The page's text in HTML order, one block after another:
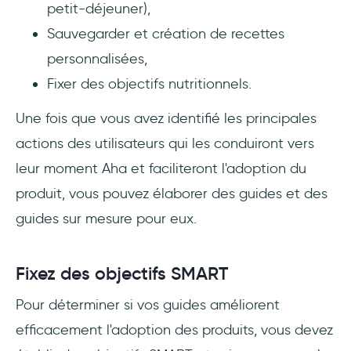
petit-déjeuner),
Sauvegarder et création de recettes
personnalisées,
Fixer des objectifs nutritionnels.
Une fois que vous avez identifié les principales
actions des utilisateurs qui les conduiront vers
leur moment Aha et faciliteront l'adoption du
produit, vous pouvez élaborer des guides et des
guides sur mesure pour eux.
Fixez des objectifs SMART
Pour déterminer si vos guides améliorent
efficacement l'adoption des produits, vous devez